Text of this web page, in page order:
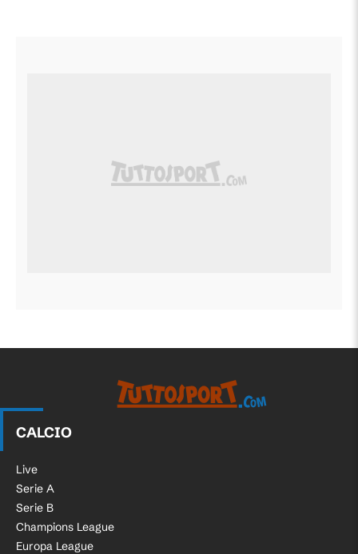
CALCIO
Live
Serie A
Serie B
Champions League
Europa League